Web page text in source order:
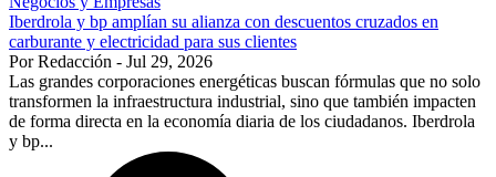
Iberdrola y bp amplían su alianza con descuentos cruzados en
carburante y electricidad para sus clientes
Por Redacción - Jul 29, 2026
Las grandes corporaciones energéticas buscan fórmulas que no solo
transformen la infraestructura industrial, sino que también impacten
de forma directa en la economía diaria de los ciudadanos. Iberdrola
y bp...